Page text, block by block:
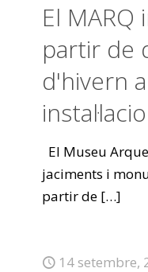
El MARQ
partir de
d'hivern
El Museu
jaciments i
partir de […]
14 setembre,